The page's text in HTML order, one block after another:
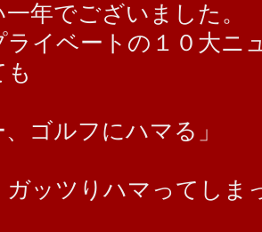
年でございました。
ライベートの１０大ニ
も
、ゴルフにハマる」
ガッツりハマってしま